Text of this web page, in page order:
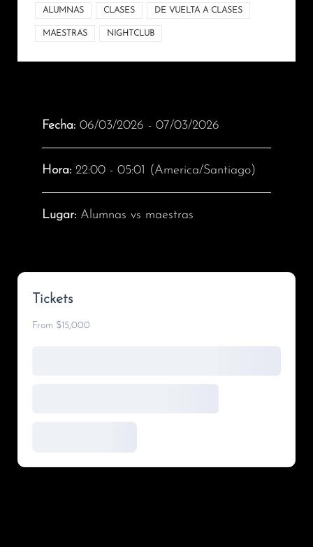
ALUMNAS CLASES DE VUELTA A CLASES
MAESTRAS NIGHTCLUB
Fecha:06/03/2026 - 07/03/2026
Hora:22:00 - 05:01 (America/Santiago)
Lugar:Alumnas vs maestras
Tickets
From $15,000